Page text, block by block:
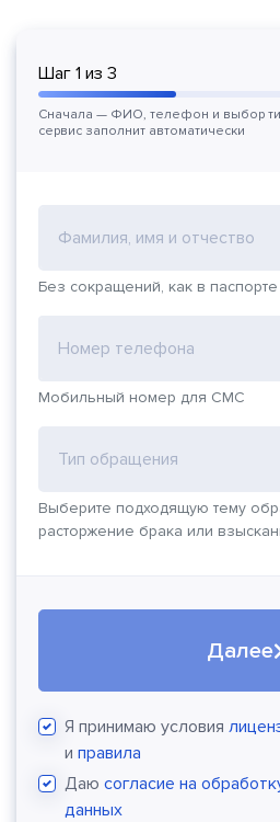
Шаг 1 из 3
Сначала — ФИО, телефон и выбор
сервис заполнит автоматически
Фамилия, имя и отчество
Без сокращений, как в паспорте
Номер телефона
Мобильный номер для СМС
Тип обращения
Выберите подходящую тему
расторжение брака или
Далее
Я принимаю условия
и правила
Даю согласие на
данных